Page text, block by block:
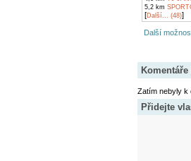
5,2 km
[Další... (48)]
Další
Zatím nebyly k
Přidejte